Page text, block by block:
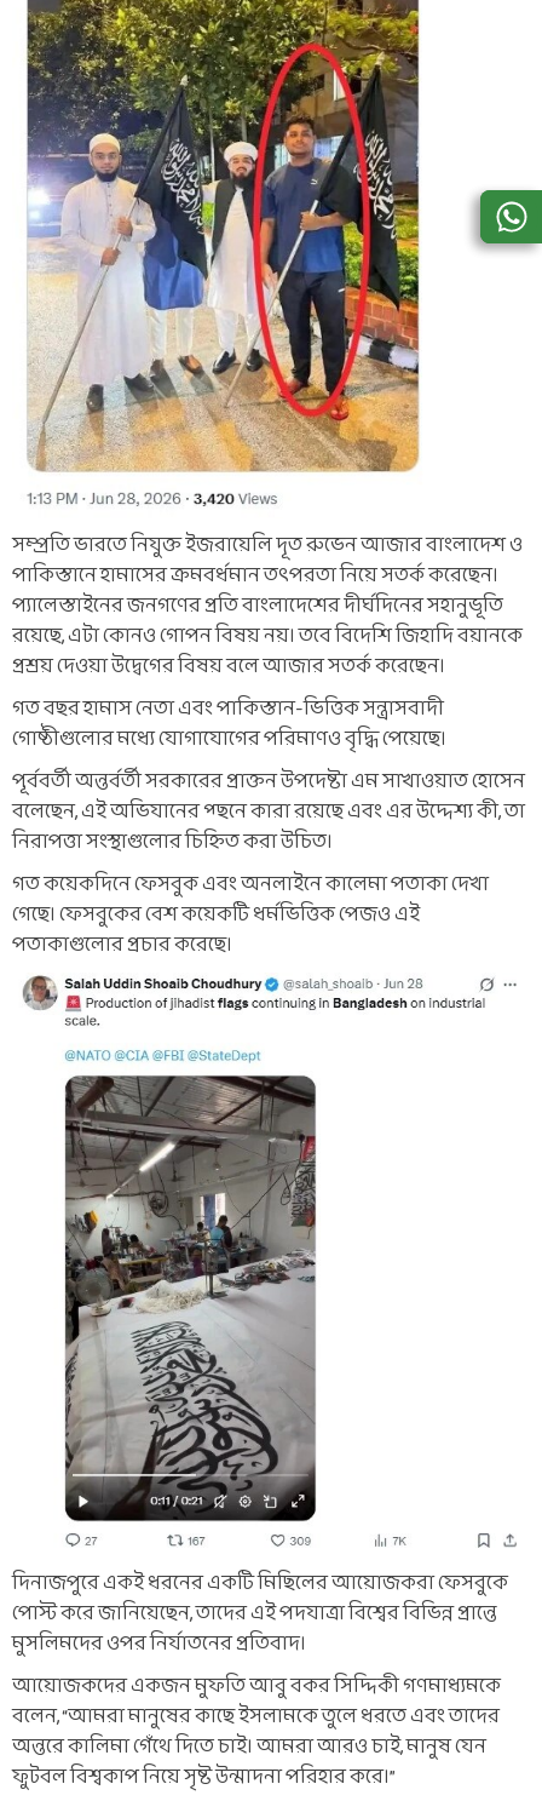
সম্প্রতি ভারতে নিযুক্ত ইজরায়েলি দূত রুভেন আজার বাংলাদেশ ও
পাকিস্তানে হামাসের ক্রমবর্ধমান তৎপরতা নিয়ে সতর্ক করেছেন।
প্যালেস্তাইনের জনগণের প্রতি বাংলাদেশের দীর্ঘদিনের সহানুভূতি
রয়েছে, এটা কোনও গোপন বিষয় নয়। তবে বিদেশি জিহাদি বয়ানকে
প্রশ্রয় দেওয়া উদ্বেগের বিষয় বলে আজার সতর্ক করেছেন।
গত বছর হামাস নেতা এবং পাকিস্তান-ভিত্তিক সন্ত্রাসবাদী
গোষ্ঠীগুলোর মধ্যে যোগাযোগের পরিমাণও বৃদ্ধি পেয়েছে।
পূর্ববর্তী অন্তর্বর্তী সরকারের প্রাক্তন উপদেষ্টা এম সাখাওয়াত হোসেন
বলেছেন, এই অভিযানের প্ছনে কারা রয়েছে এবং এর উদ্দেশ্য কী, তা
নিরাপত্তা সংস্থাগুলোর চিহ্নিত করা উচিত।
গত কয়েকদিনে ফেসবুক এবং অনলাইনে কালেমা পতাকা দেখা
গেছে। ফেসবুকের বেশ কয়েকটি ধর্মভিত্তিক পেজও এই
পতাকাগুলোর প্রচার করেছে।
দিনাজপুরে একই ধরনের একটি মিছিলের আয়োজকরা ফেসবুকে
পোস্ট করে জানিয়েছেন, তাদের এই পদযাত্রা বিশ্বের বিভিন্ন প্রান্তে
মুসলিমদের ওপর নির্যাতনের প্রতিবাদ।
আয়োজকদের একজন মুফতি আবু বকর সিদ্দিকী গণমাধ্যমকে
বলেন, “আমরা মানুষের কাছে ইসলামকে তুলে ধরতে এবং তাদের
অন্তরে কালিমা গেঁথে দিতে চাই। আমরা আরও চাই, মানুষ যেন
ফুটবল বিশ্বকাপ নিয়ে সৃষ্ট উন্মাদনা পরিহার করে।”